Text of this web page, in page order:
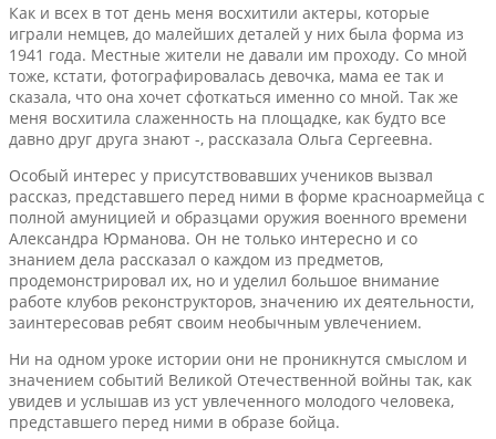
Как и всех в тот день меня восхитили актеры, которые
играли немцев, до малейших деталей у них была форма из
1941 года. Местные жители не давали им проходу. Со мной
тоже, кстати, фотографировалась девочка, мама ее так и
сказала, что она хочет сфоткаться именно со мной. Так же
меня восхитила слаженность на площадке, как будто все
давно друг друга знают -, рассказала Ольга Сергеевна.
Особый интерес у присутствовавших учеников вызвал
рассказ, представшего перед ними в форме красноармейца с
полной амуницией и образцами оружия военного времени
Александра Юрманова. Он не только интересно и со
знанием дела рассказал о каждом из предметов,
продемонстрировал их, но и уделил большое внимание
работе клубов реконструкторов, значению их деятельности,
заинтересовав ребят своим необычным увлечением.
Ни на одном уроке истории они не проникнутся смыслом и
значением событий Великой Отечественной войны так, как
увидев и услышав из уст увлеченного молодого человека,
представшего перед ними в образе бойца.